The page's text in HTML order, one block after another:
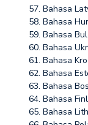
Bahasa
Bahasa
Bahasa
Bahasa
Bahasa
Bahasa
Bahasa
Bahasa
Bahasa